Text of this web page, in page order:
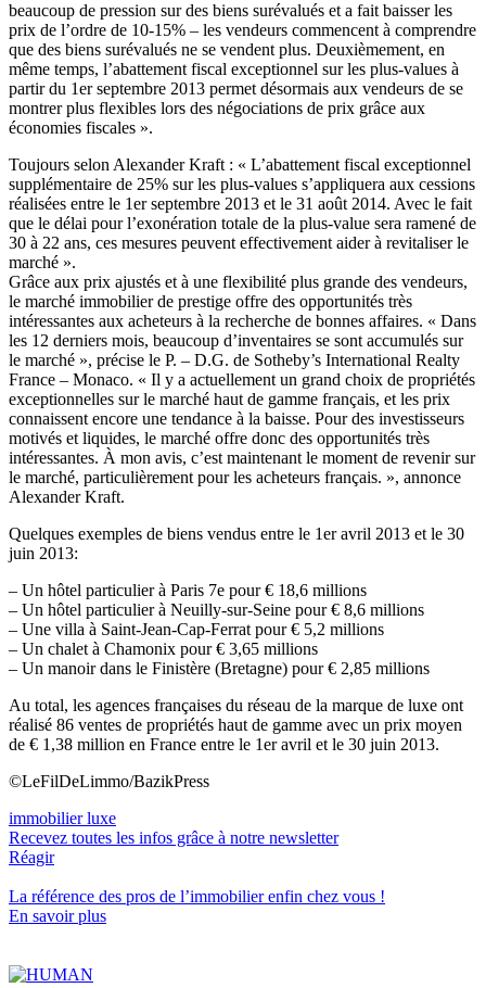
beaucoup de pression sur des biens surévalués et a fait baisser les
prix de l’ordre de 10-15% – les vendeurs commencent à comprendre
que des biens surévalués ne se vendent plus. Deuxièmement, en
même temps, l’abattement fiscal exceptionnel sur les plus-values à
partir du 1er septembre 2013 permet désormais aux vendeurs de se
montrer plus flexibles lors des négociations de prix grâce aux
économies fiscales ».
Toujours selon Alexander Kraft : « L’abattement fiscal exceptionnel
supplémentaire de 25% sur les plus-values s’appliquera aux cessions
réalisées entre le 1er septembre 2013 et le 31 août 2014. Avec le fait
que le délai pour l’exonération totale de la plus-value sera ramené de
30 à 22 ans, ces mesures peuvent effectivement aider à revitaliser le
marché ».
Grâce aux prix ajustés et à une flexibilité plus grande des vendeurs,
le marché immobilier de prestige offre des opportunités très
intéressantes aux acheteurs à la recherche de bonnes affaires. « Dans
les 12 derniers mois, beaucoup d’inventaires se sont accumulés sur
le marché », précise le P. – D.G. de Sotheby’s International Realty
France – Monaco. « Il y a actuellement un grand choix de propriétés
exceptionnelles sur le marché haut de gamme français, et les prix
connaissent encore une tendance à la baisse. Pour des investisseurs
motivés et liquides, le marché offre donc des opportunités très
intéressantes. À mon avis, c’est maintenant le moment de revenir sur
le marché, particulièrement pour les acheteurs français. », annonce
Alexander Kraft.
Quelques exemples de biens vendus entre le 1er avril 2013 et le 30
juin 2013:
– Un hôtel particulier à Paris 7e pour € 18,6 millions
– Un hôtel particulier à Neuilly-sur-Seine pour € 8,6 millions
– Une villa à Saint-Jean-Cap-Ferrat pour € 5,2 millions
– Un chalet à Chamonix pour € 3,65 millions
– Un manoir dans le Finistère (Bretagne) pour € 2,85 millions
Au total, les agences françaises du réseau de la marque de luxe ont
réalisé 86 ventes de propriétés haut de gamme avec un prix moyen
de € 1,38 million en France entre le 1er avril et le 30 juin 2013.
©LeFilDeLimmo/BazikPress
immobilier luxe
Recevez toutes les infos grâce à notre newsletter
Réagir
La référence des pros de l’immobilierenfin chez vous !
En savoir plus